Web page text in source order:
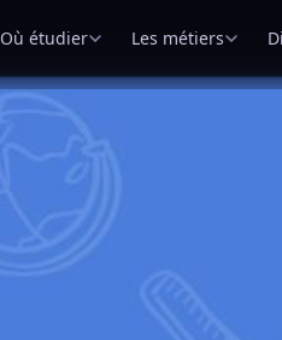
Où étudier Les métiers